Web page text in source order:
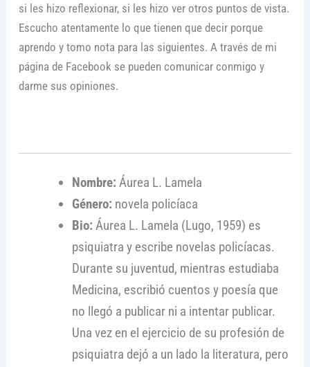
si les hizo reflexionar, si les hizo ver otros puntos de vista.
Escucho atentamente lo que tienen que decir porque
aprendo y tomo nota para las siguientes. A través de mi
página de Facebook se pueden comunicar conmigo y
darme sus opiniones.
Nombre: Áurea L. Lamela
Género: novela policíaca
Bio: Áurea L. Lamela (Lugo, 1959) es
psiquiatra y escribe novelas policíacas.
Durante su juventud, mientras estudiaba
Medicina, escribió cuentos y poesía que
no llegó a publicar ni a intentar publicar.
Una vez en el ejercicio de su profesión de
psiquiatra dejó a un lado la literatura, pero